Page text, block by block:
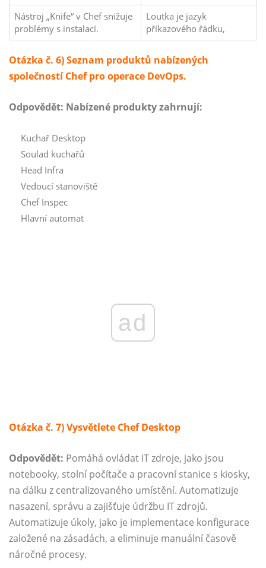
Nástroj „Knife“ v Chef snižuje
problémy s instalací.
Loutka je jazyk
příkazového řádku,
Otázka č. 6) Seznam produktů nabízených
společností Chef pro operace DevOps.
Odpovědět: Nabízené produkty zahrnují:
Kuchař Desktop
Soulad kuchařů
Head Infra
Vedoucí stanoviště
Chef Inspec
Hlavní automat
ad
Otázka č. 7) Vysvětlete Chef Desktop
Odpovědět: Pomáhá ovládat IT zdroje, jako jsou
notebooky, stolní počítače a pracovní stanice s kiosky,
na dálku z centralizovaného umístění. Automatizuje
nasazení, správu a zajišťuje údržbu IT zdrojů.
Automatizuje úkoly, jako je implementace konfigurace
založené na zásadách, a eliminuje manuální časově
náročné procesy.